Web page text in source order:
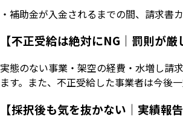
・補助金が入金されるまでの間、請求書
【不正受給は絶対にNG｜罰則が厳
実態のない事業・架空の経費・水増し請
ます。また、不正受給した事業者は今後
【採択後も気を抜かない｜実績報